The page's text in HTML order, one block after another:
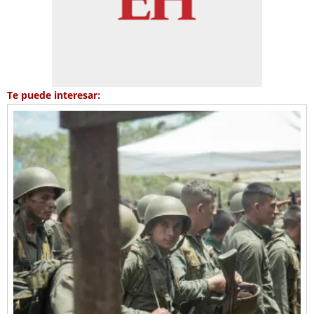
Te puede interesar: